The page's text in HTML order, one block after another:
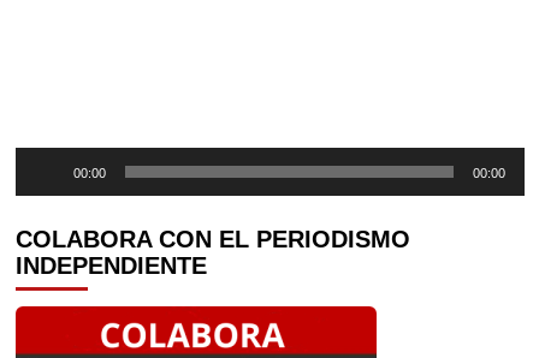
Reproductor
de
audio
00:00 00:00
COLABORA CON EL PERIODISMO
INDEPENDIENTE